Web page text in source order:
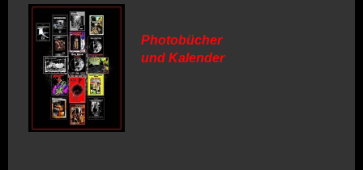
Photobücher
und Kalender